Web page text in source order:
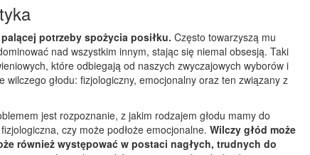
potrzeby spożycia posiłku. Często towarzyszą mu
nad wszystkim innym, stając się niemal obsesją. Taki
które odbiegają od naszych zwyczajowych wyborów i
głodu: fizjologiczny, emocjonalny oraz ten związany z
jest rozpoznanie, z jakim rodzajem głodu mamy do
czy może podłoże emocjonalne. Wilczy głód może
również występować w postaci nagłych, trudnych do